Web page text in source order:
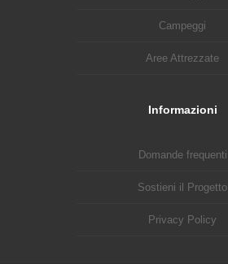
Campeggi
Aree Attrezzate
Informazioni
Domande frequenti
Sostieni il Progetto
Privacy Policy